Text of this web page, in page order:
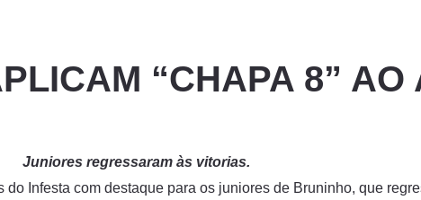
“CHAPA 8” AO
Juniores regressaram às vitorias.
Infesta com destaque para os juniores de Bruninho, que